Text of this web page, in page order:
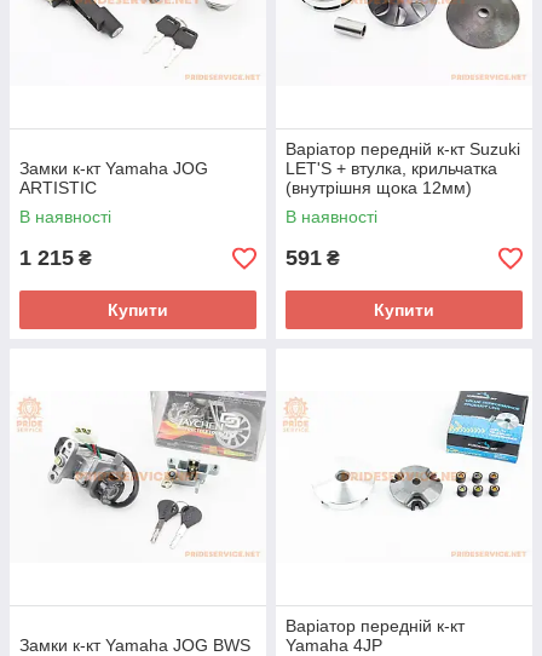
Замки к-кт Yamaha JOG
ARTISTIC
В наявності
1 215 ₴
Купити
Варіатор передній к-кт Suzuki
LET'S + втулка, крильчатка
(внутрішня щока 12мм)
В наявності
591 ₴
Купити
Замки к-кт Yamaha JOG BWS
Варіатор передній к-кт
Yamaha 4JP